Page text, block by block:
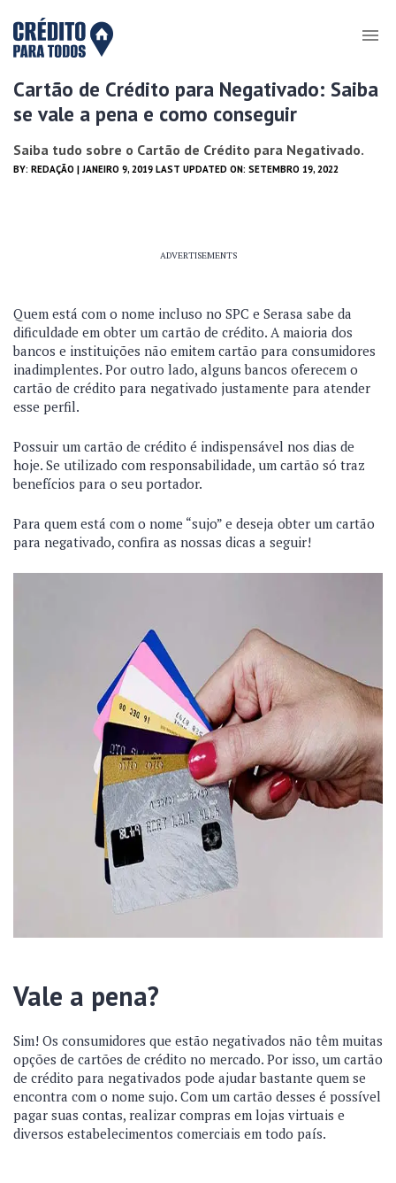
Cartão de Crédito para Negativado: Saiba
se vale a pena e como conseguir
Saiba tudo sobre o Cartão de Crédito para Negativado.
BY: REDAÇÃO | JANEIRO 9, 2019 LAST UPDATED ON: SETEMBRO 19, 2022
ADVERTISEMENTS
Quem está com o nome incluso no SPC e Serasa sabe da
dificuldade em obter um cartão de crédito. A maioria dos
bancos e instituições não emitem cartão para consumidores
inadimplentes. Por outro lado, alguns bancos oferecem o
cartão de crédito para negativado justamente para atender
esse perfil.
Possuir um cartão de crédito é indispensável nos dias de
hoje. Se utilizado com responsabilidade, um cartão só traz
benefícios para o seu portador.
Para quem está com o nome “sujo” e deseja obter um cartão
para negativado, confira as nossas dicas a seguir!
Vale a pena?
Sim! Os consumidores que estão negativados não têm muitas
opções de cartões de crédito no mercado. Por isso, um cartão
de crédito para negativados pode ajudar bastante quem se
encontra com o nome sujo. Com um cartão desses é possível
pagar suas contas, realizar compras em lojas virtuais e
diversos estabelecimentos comerciais em todo país.